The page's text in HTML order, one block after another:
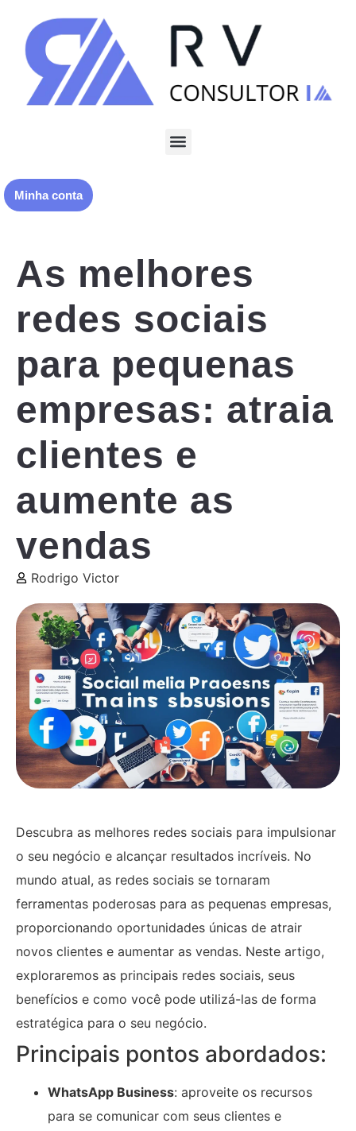
Minha conta
As melhores
redes sociais
para pequenas
empresas: atraia
clientes e
aumente as
vendas
Rodrigo Victor
Descubra as melhores redes sociais para impulsionar
o seu negócio e alcançar resultados incríveis. No
mundo atual, as redes sociais se tornaram
ferramentas poderosas para as pequenas empresas,
proporcionando oportunidades únicas de atrair
novos clientes e aumentar as vendas. Neste artigo,
exploraremos as principais redes sociais, seus
benefícios e como você pode utilizá-las de forma
estratégica para o seu negócio.
Principais pontos abordados:
WhatsApp Business: aproveite os recursos
para se comunicar com seus clientes e